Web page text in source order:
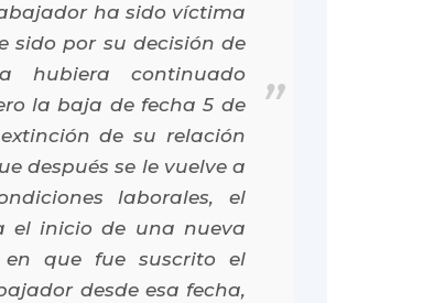
ha sido víctima
sido por su decisión de
hubiera continuado
la baja de fecha 5 de
de su relación
después se le vuelve a
laborales, el
el inicio de una nueva
que fue suscrito el
desde esa fecha,